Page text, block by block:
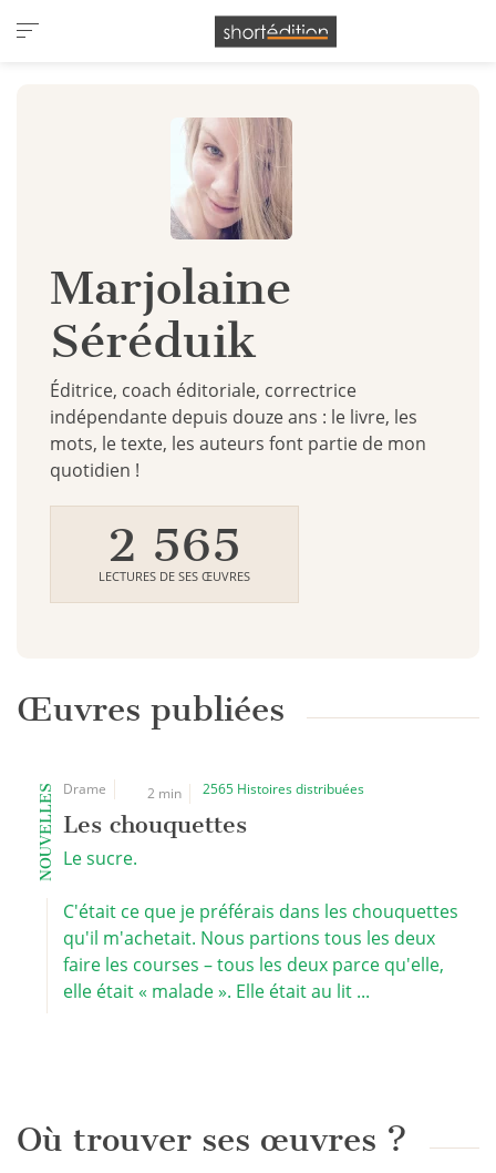
Panneau de gestion des cookies
Marjolaine
Séréduik
Éditrice, coach éditoriale, correctrice
indépendante depuis douze ans : le livre, les
mots, le texte, les auteurs font partie de mon
quotidien !
2 565
LECTURES DE SES ŒUVRES
Œuvres publiées
NOUVELLES Drame 2 min 2565 Histoires distribuées
Les chouquettes
Le sucre.
C'était ce que je préférais dans les chouquettes
qu'il m'achetait. Nous partions tous les deux
faire les courses – tous les deux parce qu'elle,
elle était « malade ». Elle était au lit ...
Où trouver ses œuvres ?